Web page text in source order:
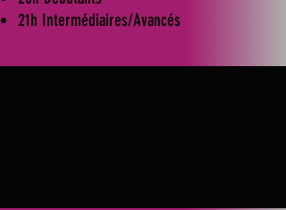
21h Intermédiaires/Avancés​​